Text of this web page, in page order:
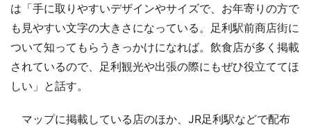
は「手に取りやすいデザインやサイズで、お年寄りの方で
も見やすい文字の大きさになっている。足利駅前商店街に
ついて知ってもらうきっかけになれば。飲食店が多く掲載
されているので、足利観光や出張の際にもぜひ役立ててほ
しい」と話す。
マップに掲載している店のほか、JR足利駅などで配布